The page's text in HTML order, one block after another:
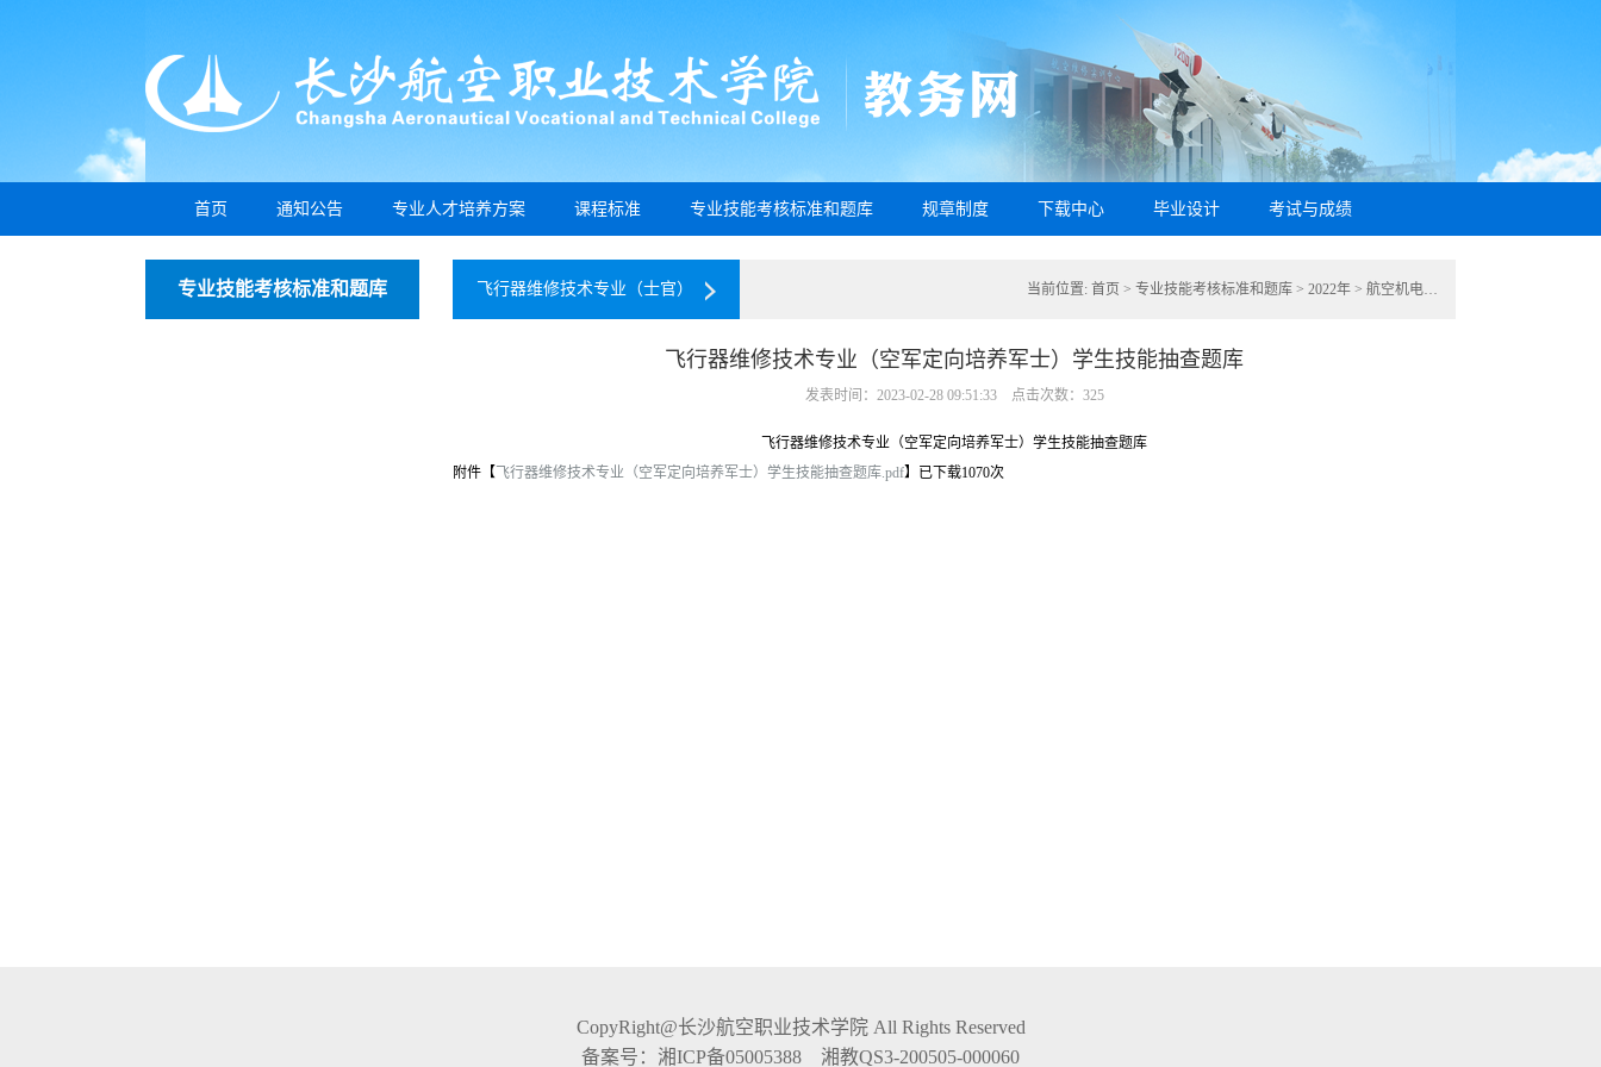
首页 通知公告 专业人才培养方案 课程标准 专业技能考核标准和题库 规章制度 下载中心 毕业设计 考试与成绩
专业技能考核标准和题库 飞行器维修技术专业（士官） 当前位置: 首页 > 专业技能考核标准和题库 > 2022年 > 航空机电设备维修专业群
飞行器维修技术专业（空军定向培养军士）学生技能抽查题库
发表时间：2023-02-28 09:51:33 点击次数： 325
飞行器维修技术专业（空军定向培养军士）学生技能抽查题库
附件【 飞行器维修技术专业（空军定向培养军士）学生技能抽查题库.pdf】已下载1070次
CopyRight@长沙航空职业技术学院 All Rights Reserved
备案号：湘ICP备05005388 湘教QS3-200505-000060